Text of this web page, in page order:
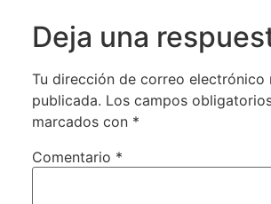
Deja una
Tu dirección de correo electrónico
publicada. Los campos
marcados con *
Comentario *